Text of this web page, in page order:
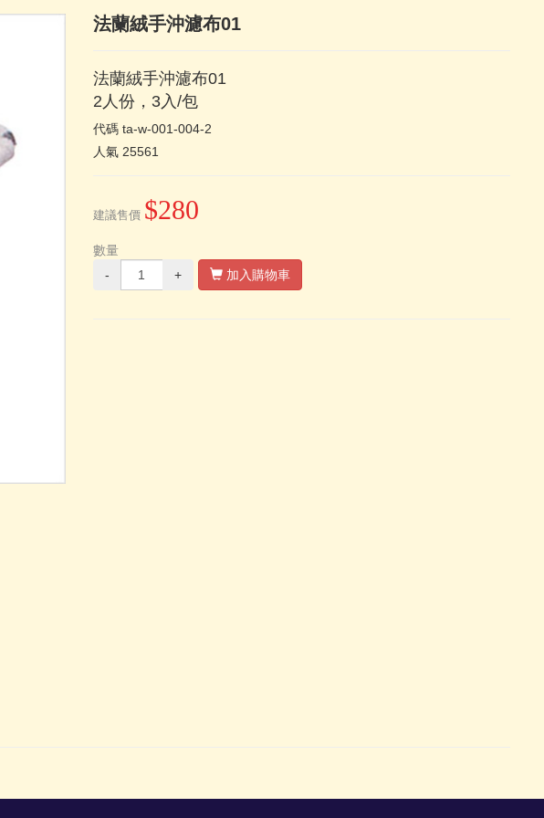
法蘭絨手沖濾布01
法蘭絨手沖濾布01
2人份，3入/包
代碼 ta-w-001-004-2
人氣 25561
建議售價 $280
數量
-
+ 加入購物車